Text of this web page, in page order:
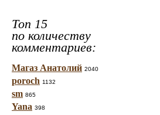
Топ 15
по количеству
комментариев:
Магаз Анатолий 2040
poroch 1132
sm 865
Yana 398